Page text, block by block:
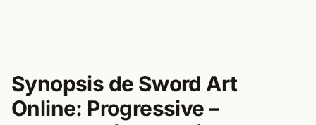
Synopsis de Sword Art
Online: Progressive –